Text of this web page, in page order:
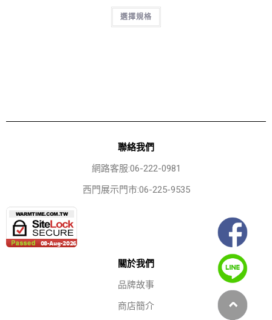
選擇規格
聯絡我們
網路客服:06-222-0981
西門展示門市:06-225-9535
關於我們
品牌故事
商店簡介